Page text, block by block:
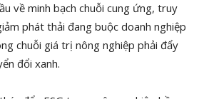
về minh bạch chuỗi cung ứng, truy
phát thải đang buộc doanh nghiệp
chuỗi giá trị nông nghiệp phải đẩy
đổi xanh.